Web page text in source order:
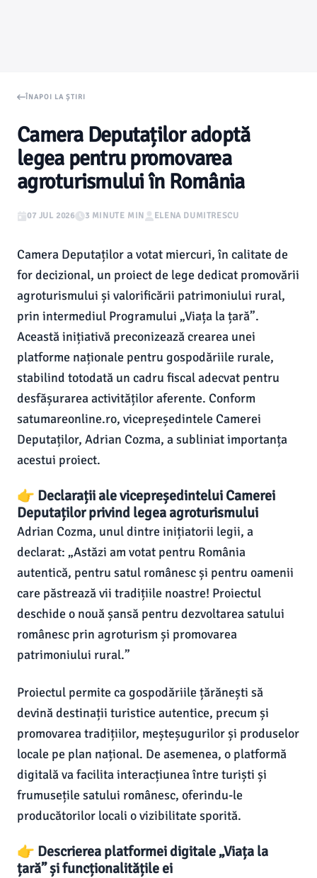
ÎNAPOI LA ȘTIRI
Camera Deputaților adoptă
legea pentru promovarea
agroturismului în România
07 JUL 2026 3 MINUTE MIN ELENA DUMITRESCU
Camera Deputaților a votat miercuri, în calitate de
for decizional, un proiect de lege dedicat promovării
agroturismului și valorificării patrimoniului rural,
prin intermediul Programului „Viața la țară”.
Această inițiativă preconizează crearea unei
platforme naționale pentru gospodăriile rurale,
stabilind totodată un cadru fiscal adecvat pentru
desfășurarea activităților aferente. Conform
satumareonline.ro, vicepreședintele Camerei
Deputaților, Adrian Cozma, a subliniat importanța
acestui proiect.
👉 Declarații ale vicepreședintelui Camerei
Deputaților privind legea agroturismului
Adrian Cozma, unul dintre inițiatorii legii, a
declarat: „Astăzi am votat pentru România
autentică, pentru satul românesc și pentru oamenii
care păstrează vii tradițiile noastre! Proiectul
deschide o nouă șansă pentru dezvoltarea satului
românesc prin agroturism și promovarea
patrimoniului rural.”
Proiectul permite ca gospodăriile țărănești să
devină destinații turistice autentice, precum și
promovarea tradițiilor, meșteșugurilor și produselor
locale pe plan național. De asemenea, o platformă
digitală va facilita interacțiunea între turiști și
frumusețile satului românesc, oferindu-le
producătorilor locali o vizibilitate sporită.
👉 Descrierea platformei digitale „Viața la
țară” și funcționalitățile ei